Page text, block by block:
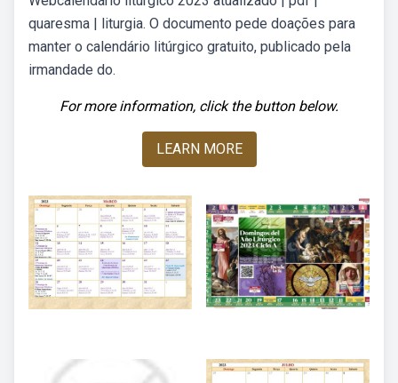
quaresma | liturgia. O documento pede doações para
manter o calendário litúrgico gratuito, publicado pela
irmandade do.
For more information, click the button below.
LEARN MORE